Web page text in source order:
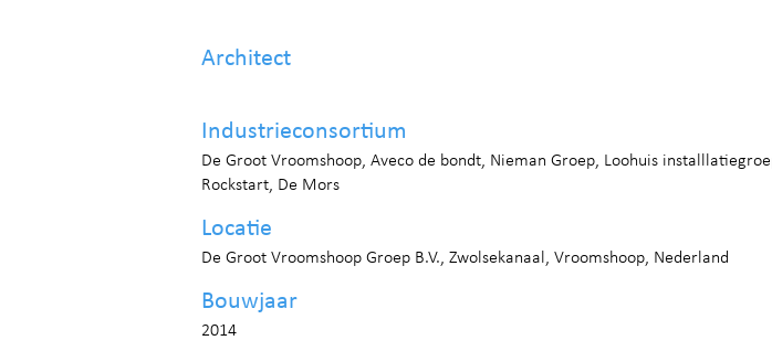
Architect
Industrieconsortium
De Groot Vroomshoop, Aveco de bondt, Nieman Groep, Loohuis
Rockstart, De Mors
Locatie
De Groot Vroomshoop Groep B.V., Zwolsekanaal, Vroomshoop, Nederland
Bouwjaar
2014